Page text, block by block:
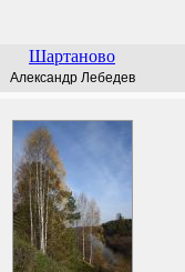
Шартаново
Александр Лебедев